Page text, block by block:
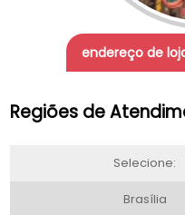
endereço de
Regiões de
Selecione:
Brasília